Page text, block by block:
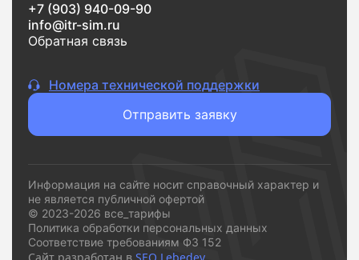
+7 (903) 940-09-90
info@itr-sim.ru
Обратная связь
Номера технической поддержки
Отправить заявку
Информация на сайте носит справочный характер и
не является публичной офертой
© 2023-2026 все_тарифы
Политика обработки персональных данных
Соответствие требованиям ФЗ 152